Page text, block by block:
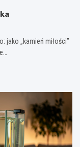
jako „kamień miłości”